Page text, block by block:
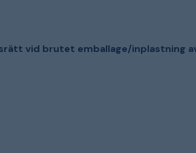
vid brutet emballage/inplastning